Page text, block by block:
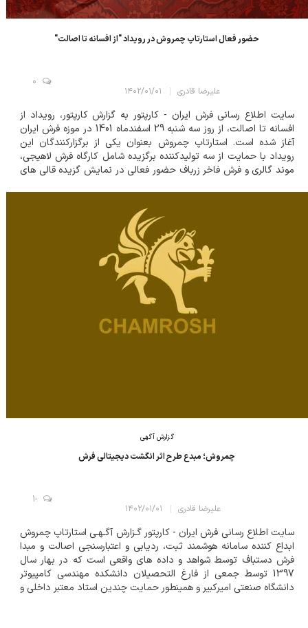
حضور فعال استارتاپ چمروش در رویداد "از افسانه تا اصالت"
علیرضا قادری ۱۴۰۲/۰۱/۰۱
0
سایت اطلاع رسانی فرش ایران - کارپتور به گزارش کارپتور، رویداد از
افسانه تا اصالت، از روز سه شنبه 29 اسفندماه 1401 در موزه فرش ایران
آغاز شده است. استارتاپ چمروش بعنوان یکی از برگزارکنندگان این
رویداد با حمایت از سه تولیدکننده برگزیده شامل کارگاه فرش لاهیجی،
موند گالری و فرش فاخر زرباف حضور فعالی در نمایش گزیده قالی های
گزارش آگهی
چمروش؛ مبدع طرح اثر انگشت دیجیتالی فرش
علیرضا قادری ۱۴۰۲/۰۱/۰۱
-1
سایت اطلاع رسانی فرش ایران - کارپتور گـزارش آگـهـی استارتاپ چمروش
ابداع کننده سامانه هوشمند ثبت، ردیابی و اعتبارسنجی اصالت و مبدا
فرش دستباف توسط شواهد و داده های واقعی است که در بهار سال
1397 توسط جمعی از فارغ التحصیلان دانشکده مهندسی کامپیوتر
دانشگاه صنعتی امیرکبیر و همینطور حمایت چندین استاد معتبر داخلی و